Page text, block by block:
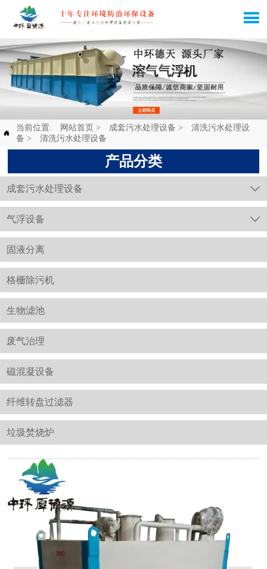


当前位置: 网站首页 > 成套污水处理设备 >
清洗污水处理设
备 > 清洗污水处理设备
产品分类
成套污水处理设备 
气浮设备 
固液分离
格栅除污机
生物滤池
废气治理
磁混凝设备
纤维转盘过滤器
垃圾焚烧炉